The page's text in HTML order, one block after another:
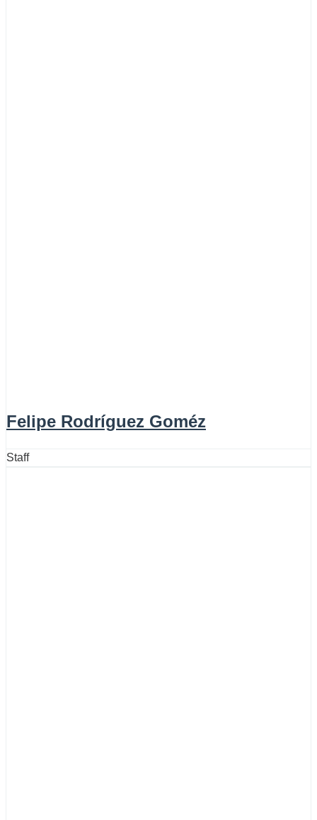
Felipe Rodríguez Goméz
Staff